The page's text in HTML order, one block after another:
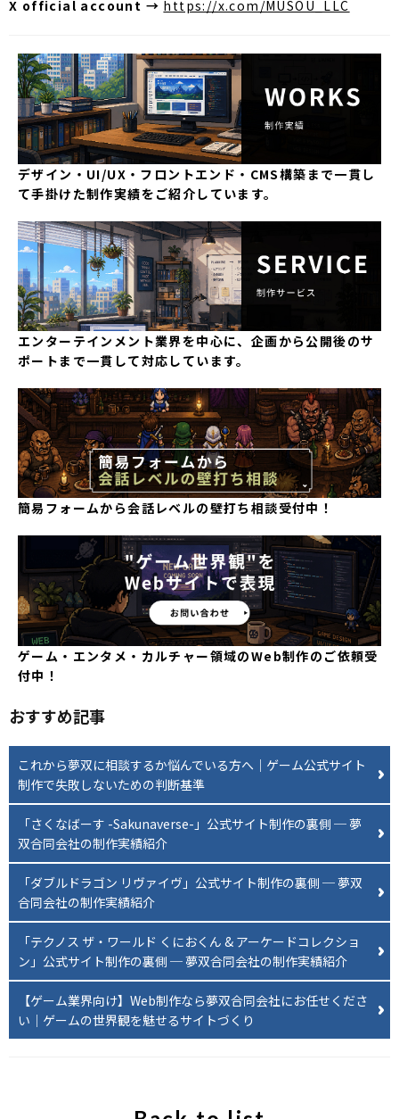
X official account → https://x.com/MUSOU_LLC
デザイン・UI/UX・フロントエンド・CMS構築まで一貫し
て手掛けた制作実績をご紹介しています。
エンターテインメント業界を中心に、企画から公開後のサ
ポートまで一貫して対応しています。
簡易フォームから会話レベルの壁打ち相談受付中！
ゲーム・エンタメ・カルチャー領域のWeb制作のご依頼受
付中！
おすすめ記事
これから夢双に相談するか悩んでいる方へ｜ゲーム公式サイト
制作で失敗しないための判断基準
「さくなばーす -Sakunaverse-」公式サイト制作の裏側 ─ 夢
双合同会社の制作実績紹介
「ダブルドラゴン リヴァイヴ」公式サイト制作の裏側 ─ 夢双
合同会社の制作実績紹介
「テクノス ザ・ワールド くにおくん & アーケードコレクショ
ン」公式サイト制作の裏側 ─ 夢双合同会社の制作実績紹介
【ゲーム業界向け】Web制作なら夢双合同会社にお任せくださ
い｜ゲームの世界観を魅せるサイトづくり